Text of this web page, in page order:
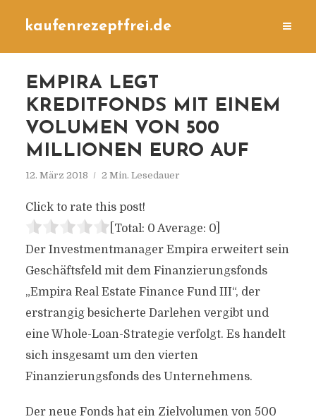
kaufenrezeptfrei.de
EMPIRA LEGT
KREDITFONDS MIT EINEM
VOLUMEN VON 500
MILLIONEN EURO AUF
12. März 2018 2 Min. Lesedauer
Click to rate this post!
[Total: 0 Average: 0]
Der Investmentmanager Empira erweitert sein
Geschäftsfeld mit dem Finanzierungsfonds
„Empira Real Estate Finance Fund III“, der
erstrangig besicherte Darlehen vergibt und
eine Whole-Loan-Strategie verfolgt. Es handelt
sich insgesamt um den vierten
Finanzierungsfonds des Unternehmens.
Der neue Fonds hat ein Zielvolumen von 500